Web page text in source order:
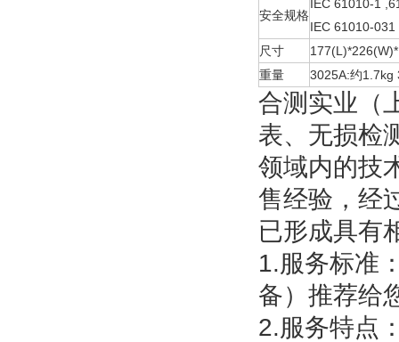
安全规格
IEC 61010-1
IEC 61010-
尺寸
重量
3025A:约1.7kg
合测实业（
表、无损检
领域内的技
售经验，经
已形成具有
1.服务标准
备）推荐给
2.服务特点